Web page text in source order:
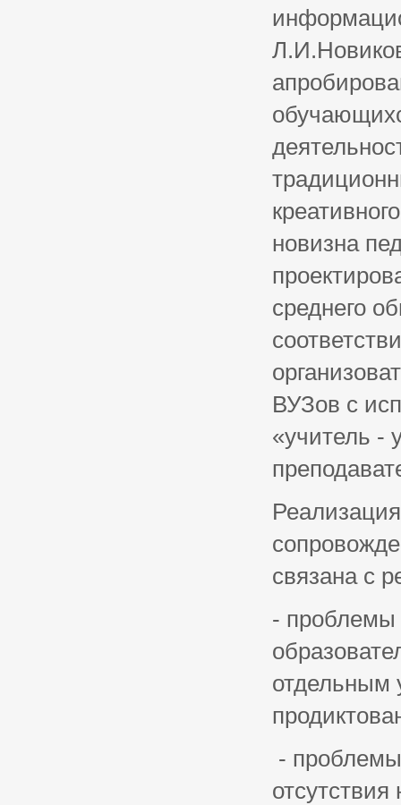
новизна
среднего
ВУЗов с
«учитель -
связана с
- проблемы
отдельным
-